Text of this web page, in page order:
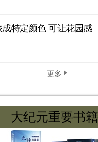
特定颜色 可让花园感
更多
大纪元重要书籍